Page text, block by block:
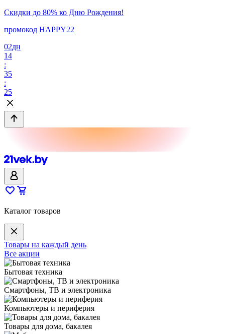
Скидки до 80% ко Дню Рождения!
промокод HAPPY22
02дн
14
:
35
:
25
Каталог товаров
Товары на каждый день
Все акции
Бытовая техника
Смартфоны, ТВ и электроника
Компьютеры и периферия
Товары для дома, бакалея